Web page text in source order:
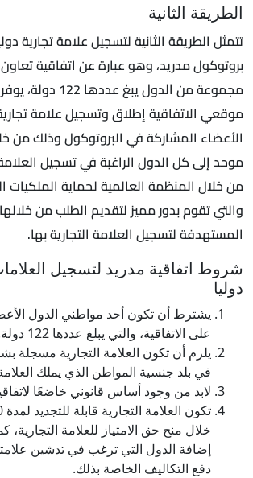
الطريقة الثانية
تتمثل الطريقة الثانية لتسجيل علامة تجارية
بروتوكول مدريد، وهو عبارة عن اتفاقية
مجموعة من الدول يبغ
موقعي الاتفاقية إطلاق وتسجيل علامة
الأعضاء المشاركة في البروتوكول وذلك من
موحد إلى كل الدول الراغبة في تسجيل
والتي تقوم بدور مميز لتقديم الطلب من
المستهدفة لتسجيل العلامة التجارية بها.
شروط اتفاقية مدريد لتسجيل
دوليا
يشترط أن تكون أحد مواطني الدول
على الاتفاقية، والتي يبلغ عددها 122 دولة.
يلزم أن تكون العلامة التجارية مسجلة
في بلد جنسية المواطن الذي يملك
لابد من وجود أساس قانوني خاضعًا
خلال منح حق الامتياز للعلامة التجارية،
إضافة الدول التي ترغب في تدشين
دفع التكاليف الخاصة بذلك.